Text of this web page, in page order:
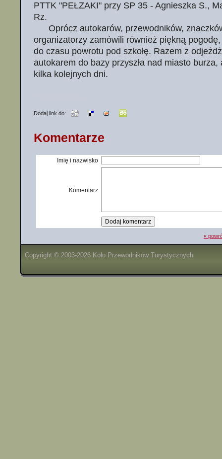
PTTK "PEŁZAKI" przy SP 35 - Agnieszka S.,
Rz.
Oprócz autokarów, przewodników,
organizatorzy zamówili również piękną pogodę,
do czasu powrotu pod szkołę. Razem z
autokarem do bazy przyszła nad miasto burza,
kilka kolejnych dni.
Dodaj link do:
Komentarze
Imię i nazwisko
Komentarz
«
Copyright © 2003-2026 Koło Przewodników Turystycznych